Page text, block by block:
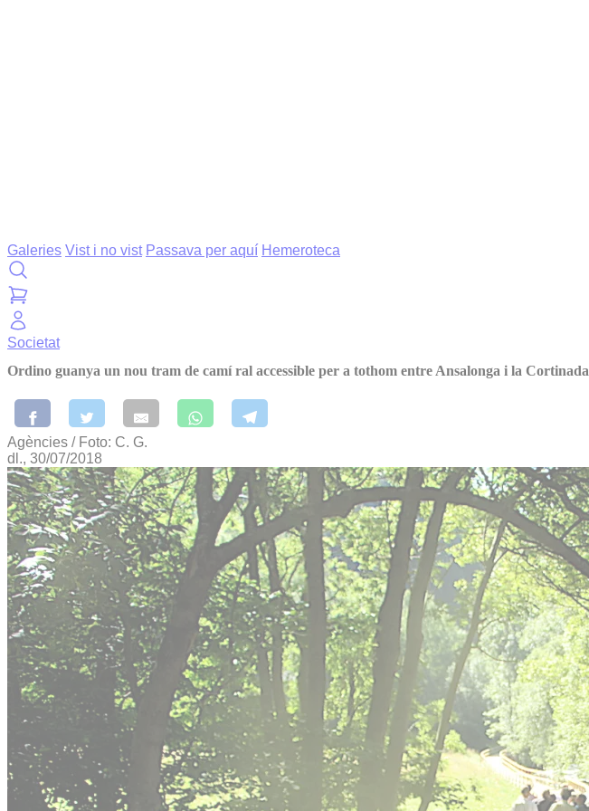
Galeries Vist i no vist Passava per aquí Hemeroteca
Societat
Ordino guanya un nou tram de camí ral accessible per a tothom entre Ansalonga i la Cortinada
Agències / Foto: C. G.
dl., 30/07/2018